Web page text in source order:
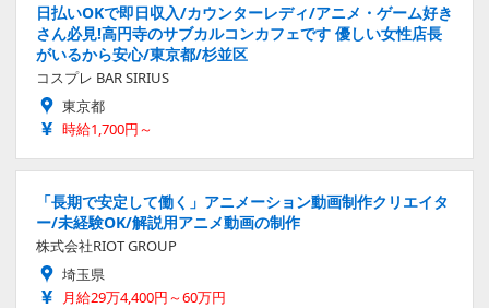
日払いOKで即日収入/カウンターレディ/アニメ・ゲーム好き
さん必見!高円寺のサブカルコンカフェです 優しい女性店長
がいるから安心/東京都/杉並区
コスプレ BAR SIRIUS
東京都
時給1,700円～
「長期で安定して働く」アニメーション動画制作クリエイタ
ー/未経験OK/解説用アニメ動画の制作
株式会社RIOT GROUP
埼玉県
月給29万4,400円～60万円